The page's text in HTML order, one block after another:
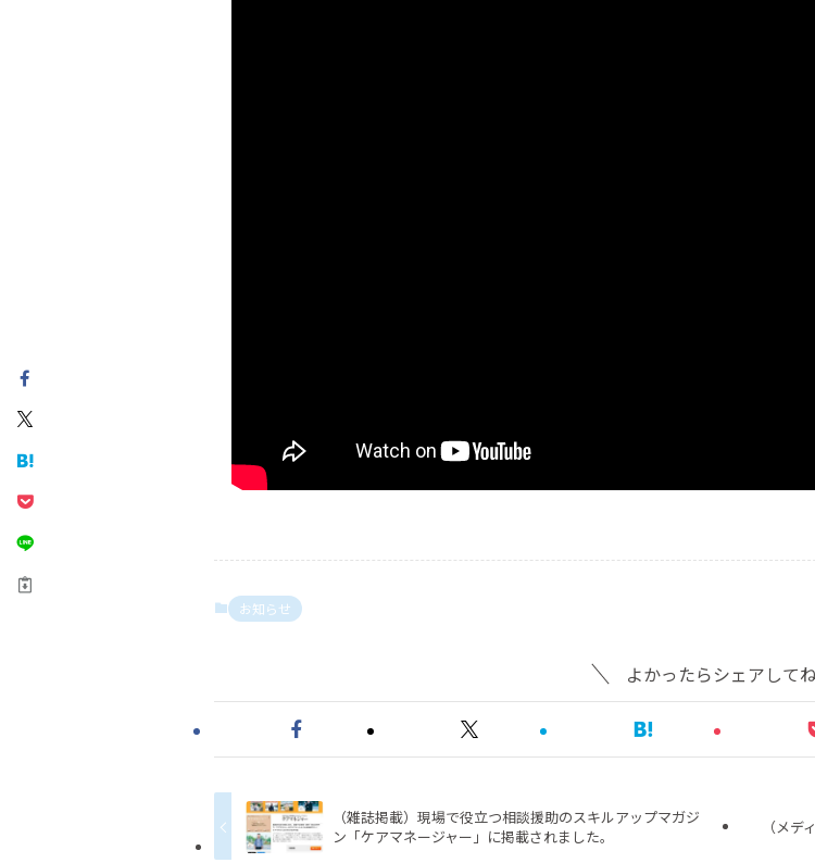
お知らせ
よかったらシェアしてね
（雑誌掲載）現場で役立つ相談援助のスキルアップマガジ
ン「ケアマネージャー」に掲載されました。
（メ